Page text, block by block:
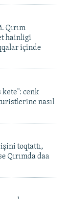
Qırım
hainligi
içinde
kete": cenk
nasıl
toqtattı,
Qırımda daa